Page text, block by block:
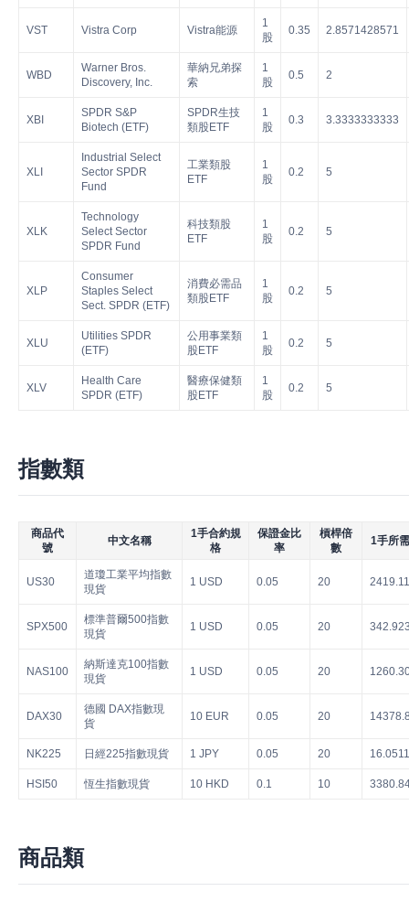
VST Vistra Corp Vistra能源
1
股
0.35 2.8571428571
WBD
Warner Bros.
Discovery, Inc.
華納兄弟探
索
1
股
0.5 2
XBI
SPDR S&P
Biotech (ETF)
SPDR生技
類股ETF
1
股
0.3 3.3333333333
XLI
Industrial Select
Sector SPDR
Fund
工業類股
ETF
1
股
0.2 5
XLK
Technology
Select Sector
SPDR Fund
科技類股
ETF
1
股
0.2 5
XLP
Consumer
Staples Select
Sect. SPDR (ETF)
消費必需品
類股ETF
1
股
0.2 5
XLU
Utilities SPDR
(ETF)
公用事業類
股ETF
1
股
0.2 5
XLV
Health Care
SPDR (ETF)
醫療保健類
股ETF
1
股
0.2 5
指數類
商品代
號
中文名稱
1手合約規
格
保證金比
率
槓桿倍
數
1手所
US30
道瓊工業平均指數
現貨
1 USD 0.05 20
SPX500
標準普爾500指數
現貨
1 USD 0.05 20
NAS100
納斯達克100指數
現貨
1 USD 0.05 20
DAX30
德國 DAX指數現
貨
10 EUR 0.05 20
NK225 日經225指數現貨 1 JPY 0.05 20
HSI50 恆生指數現貨 10 HKD 0.1 10
商品類